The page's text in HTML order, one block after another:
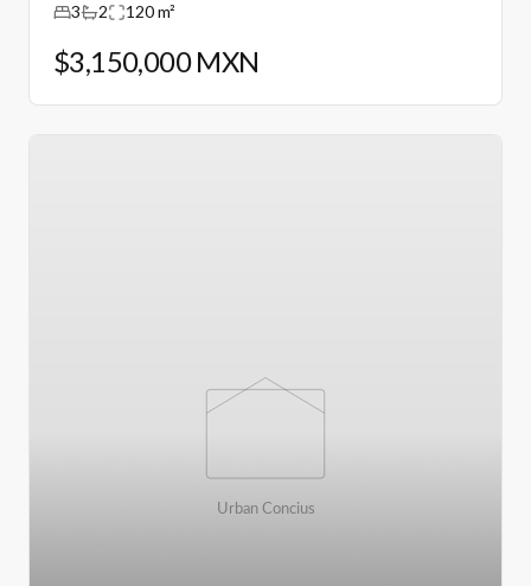
3
2 120 m²
$3,150,000 MXN